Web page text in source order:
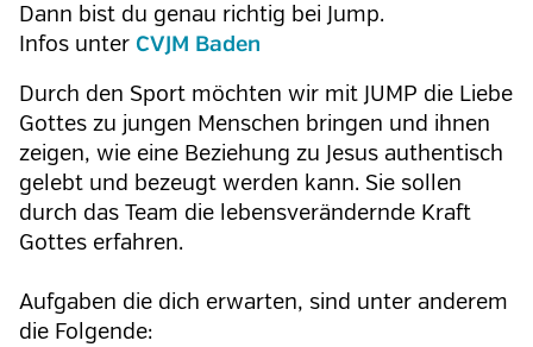
Dann bist du genau richtig bei Jump.
Infos unter CVJM Baden
Durch den Sport möchten wir mit JUMP die Liebe
Gottes zu jungen Menschen bringen und ihnen
zeigen, wie eine Beziehung zu Jesus authentisch
gelebt und bezeugt werden kann. Sie sollen
durch das Team die lebensverändernde Kraft
Gottes erfahren.
Aufgaben die dich erwarten, sind unter anderem
die Folgende: